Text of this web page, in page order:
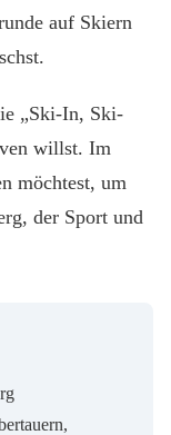
auf Skiern
„Ski-In, Ski-
willst. Im
möchtest, um
der Sport und